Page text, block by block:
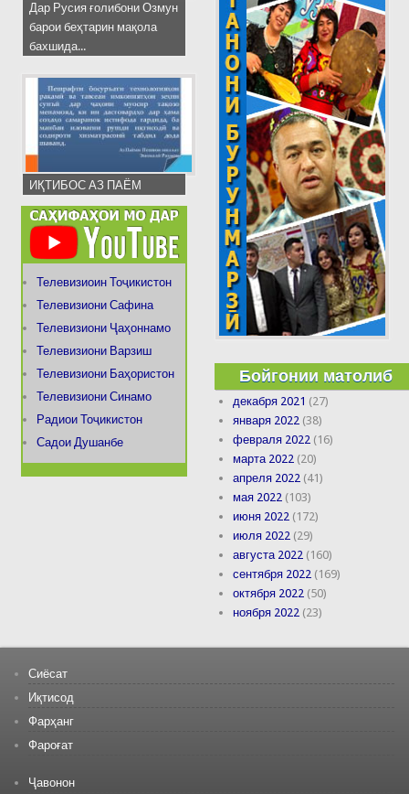
Дар Русия ғолибони Озмун
барои беҳтарин мақола
бахшида...
ИҚТИБОС АЗ ПАЁМ
Телевизиоин Тоҷикистон
Телевизиони Сафина
Телевизиони Ҷаҳоннамо
Телевизиони Варзиш
Телевизиони Баҳористон
Телевизиони Синамо
Радиои Тоҷикистон
Садои Душанбе
Бойгонии матолиб
декабря 2021 (27)
января 2022 (38)
февраля 2022 (16)
марта 2022 (20)
апреля 2022 (41)
мая 2022 (103)
июня 2022 (172)
июля 2022 (29)
августа 2022 (160)
сентября 2022 (169)
октября 2022 (50)
ноября 2022 (23)
Сиёсат
Иқтисод
Фарҳанг
Фароғат
Ҷавонон